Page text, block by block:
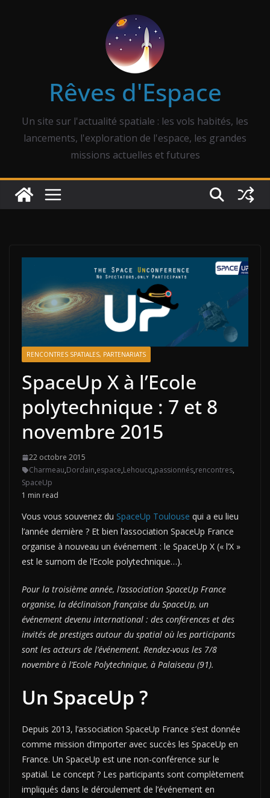
Rêves d'Espace
Un site sur l'actualité spatiale : les vols habités, les
lancements, l'exploration de l'espace, les grandes
missions actuelles et futures
RENCONTRES SPATIALES, PARTENARIATS
SpaceUp X à l’Ecole
polytechnique : 7 et 8
novembre 2015
22 octobre 2015
Charmeau,Dordain,espace,Lehoucq,passionnés,rencontres,
SpaceUp
1 min read
Vous vous souvenez du SpaceUp Toulouse qui a eu lieu
l’année dernière ? Et bien l’association SpaceUp France
organise à nouveau un événement : le SpaceUp X (« l’X »
est le surnom de l’Ecole polytechnique…).
Pour la troisième année, l’association SpaceUp France
organise, la déclinaison française du SpaceUp, un
événement devenu international : des conférences et des
invités de prestiges autour du spatial où les participants
sont les acteurs de l’événement. Rendez-vous les 7/8
novembre à l’Ecole Polytechnique, à Palaiseau (91).
Un SpaceUp ?
Depuis 2013, l’association SpaceUp France s’est donnée
comme mission d’importer avec succès les SpaceUp en
France. Un SpaceUp est une non-conférence sur le
spatial. Le concept ? Les participants sont complètement
impliqués dans le déroulement de l’événement en